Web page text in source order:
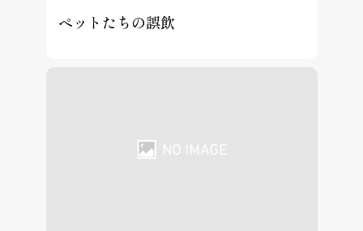
ペットたちの誤飲